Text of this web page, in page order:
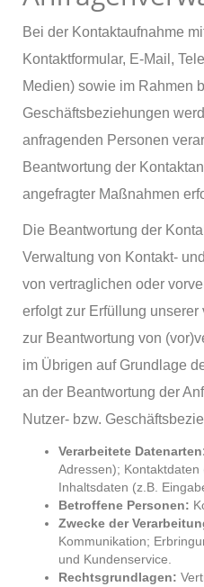
Bei der Kontaktaufnahme
Kontaktformular, E-Mail,
Medien) sowie im Rahmen
Geschäftsbeziehungen
anfragenden Personen
Beantwortung der
angefragter Maßnahmen
Die Beantwortung der
Verwaltung von Kontakt-
von vertraglichen oder
erfolgt zur Erfüllung
zur Beantwortung von
im Übrigen auf Grundlage
an der Beantwortung der
Nutzer- bzw.
Verarbeitete
Adressen);
Inhaltsdaten (z.B.
Betroffene Personen:
Zwecke der
Kommunikation;
und Kundenservice.
Rechtsgrundlagen: